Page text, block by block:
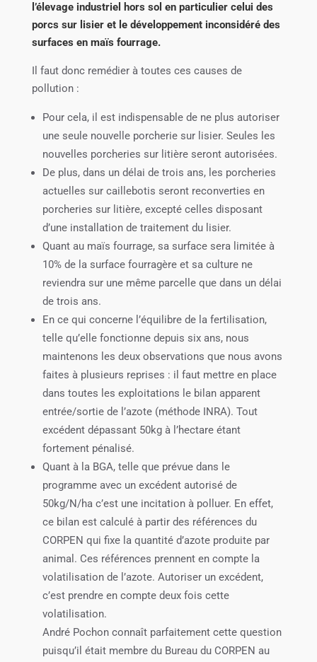
l’élevage industriel hors sol en particulier celui des
porcs sur lisier et le développement inconsidéré des
surfaces en maïs fourrage.
Il faut donc remédier à toutes ces causes de
pollution :
Pour cela, il est indispensable de ne plus autoriser
une seule nouvelle porcherie sur lisier. Seules les
nouvelles porcheries sur litière seront autorisées.
De plus, dans un délai de trois ans, les porcheries
actuelles sur caillebotis seront reconverties en
porcheries sur litière, excepté celles disposant
d’une installation de traitement du lisier.
Quant au maïs fourrage, sa surface sera limitée à
10% de la surface fourragère et sa culture ne
reviendra sur une même parcelle que dans un délai
de trois ans.
En ce qui concerne l’équilibre de la fertilisation,
telle qu’elle fonctionne depuis six ans, nous
maintenons les deux observations que nous avons
faites à plusieurs reprises : il faut mettre en place
dans toutes les exploitations le bilan apparent
entrée/sortie de l’azote (méthode INRA). Tout
excédent dépassant 50kg à l’hectare étant
fortement pénalisé.
Quant à la BGA, telle que prévue dans le
programme avec un excédent autorisé de
50kg/N/ha c’est une incitation à polluer. En effet,
ce bilan est calculé à partir des références du
CORPEN qui fixe la quantité d’azote produite par
animal. Ces références prennent en compte la
volatilisation de l’azote. Autoriser un excédent,
c’est prendre en compte deux fois cette
volatilisation.
André Pochon connaît parfaitement cette question
puisqu’il était membre du Bureau du CORPEN au